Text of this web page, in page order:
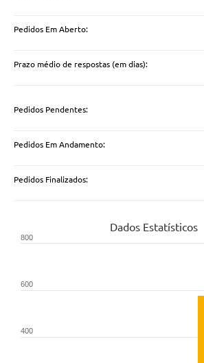
Pedidos Em Aberto:
Prazo médio de respostas (em dias):
Pedidos Pendentes:
Pedidos Em Andamento:
Pedidos Finalizados:
Dados Estatísticos
400
600
800